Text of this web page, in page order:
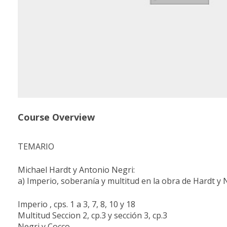
Course Overview
TEMARIO
Michael Hardt y Antonio Negri:
a) Imperio, soberanía y multitud en la obra de Hardt y
Imperio , cps. 1 a 3, 7, 8, 10 y 18
Multitud Seccion 2, cp.3 y sección 3, cp.3